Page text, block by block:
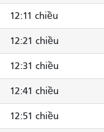
12:11 chiều
12:21 chiều
12:31 chiều
12:41 chiều
12:51 chiều